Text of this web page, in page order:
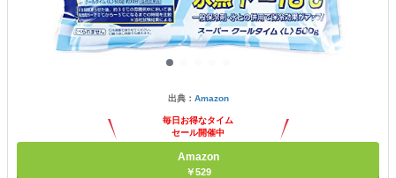
出典： Amazon
毎日お得なタイム
セール開催中
Amazon
￥529